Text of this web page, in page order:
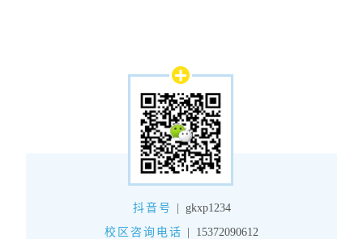
抖音号 | gkxp1234
校区咨询电话 | 15372090612